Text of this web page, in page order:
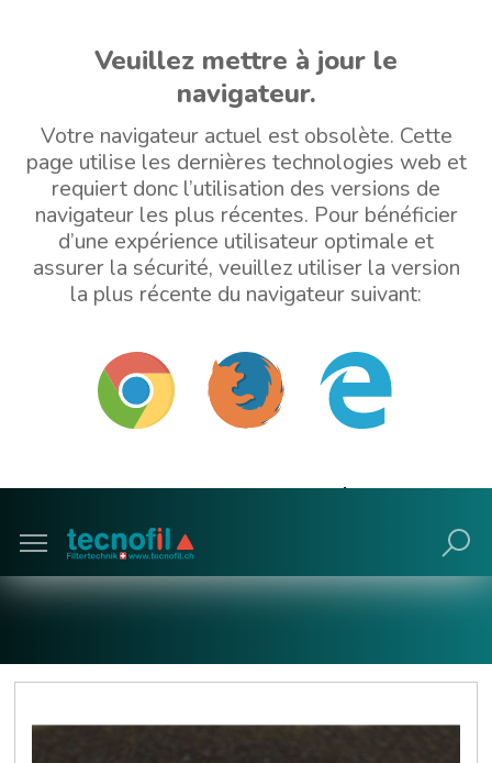
Veuillez mettre à jour le
navigateur.
Votre navigateur actuel est obsolète. Cette
page utilise les dernières technologies web et
requiert donc l’utilisation des versions de
navigateur les plus récentes. Pour bénéficier
d’une expérience utilisateur optimale et
assurer la sécurité, veuillez utiliser la version
la plus récente du navigateur suivant:
Poursuivre avec navigateur obsolète (non